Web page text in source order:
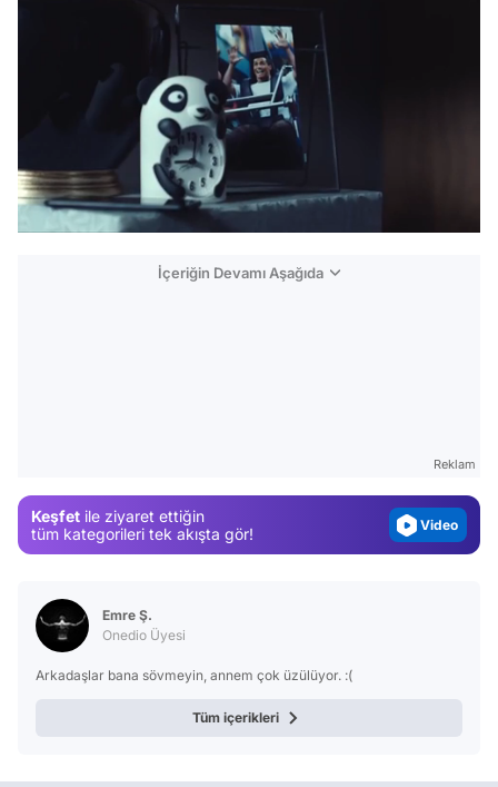
/
İçeriğin Devamı Aşağıda
Reklam
Keşfet ile ziyaret ettiğin
tüm kategorileri tek akışta gör!
Magazin
Video
Test
Emre Ş.
Onedio Üyesi
Arkadaşlar bana sövmeyin, annem çok üzülüyor. :(
Tüm içerikleri